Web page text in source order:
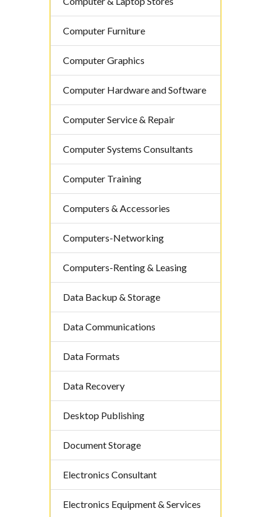
Computer Furniture
Computer Graphics
Computer Hardware and Software
Computer Service & Repair
Computer Systems Consultants
Computer Training
Computers & Accessories
Computers-Networking
Computers-Renting & Leasing
Data Backup & Storage
Data Communications
Data Formats
Data Recovery
Desktop Publishing
Document Storage
Electronics Consultant
Electronics Equipment & Services